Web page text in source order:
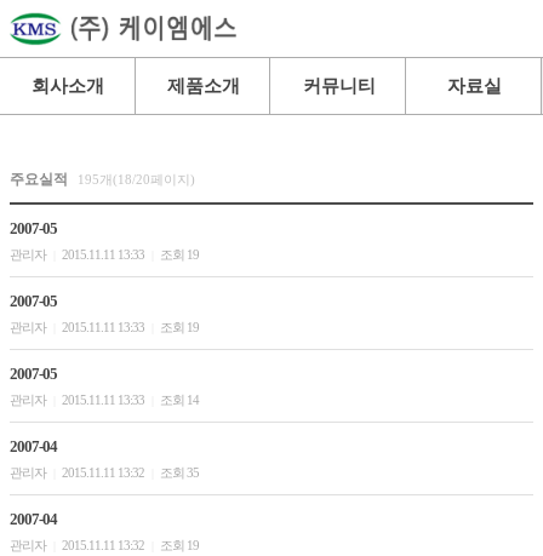
회사소개 제품소개 커뮤니티 자료실
주요실적 195개(18/20페이지)
2007-05
관리자 2015.11.11 13:33 조회 19
2007-05
관리자 2015.11.11 13:33 조회 19
2007-05
관리자 2015.11.11 13:33 조회 14
2007-04
관리자 2015.11.11 13:32 조회 35
2007-04
관리자 2015.11.11 13:32 조회 19